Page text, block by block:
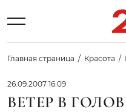
Главная страница Красота
26.09.2007 16:09
ВЕТЕР В